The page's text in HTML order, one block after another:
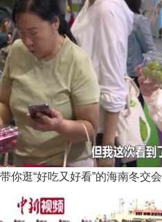
带你逛“好吃又好看”的海南冬交会